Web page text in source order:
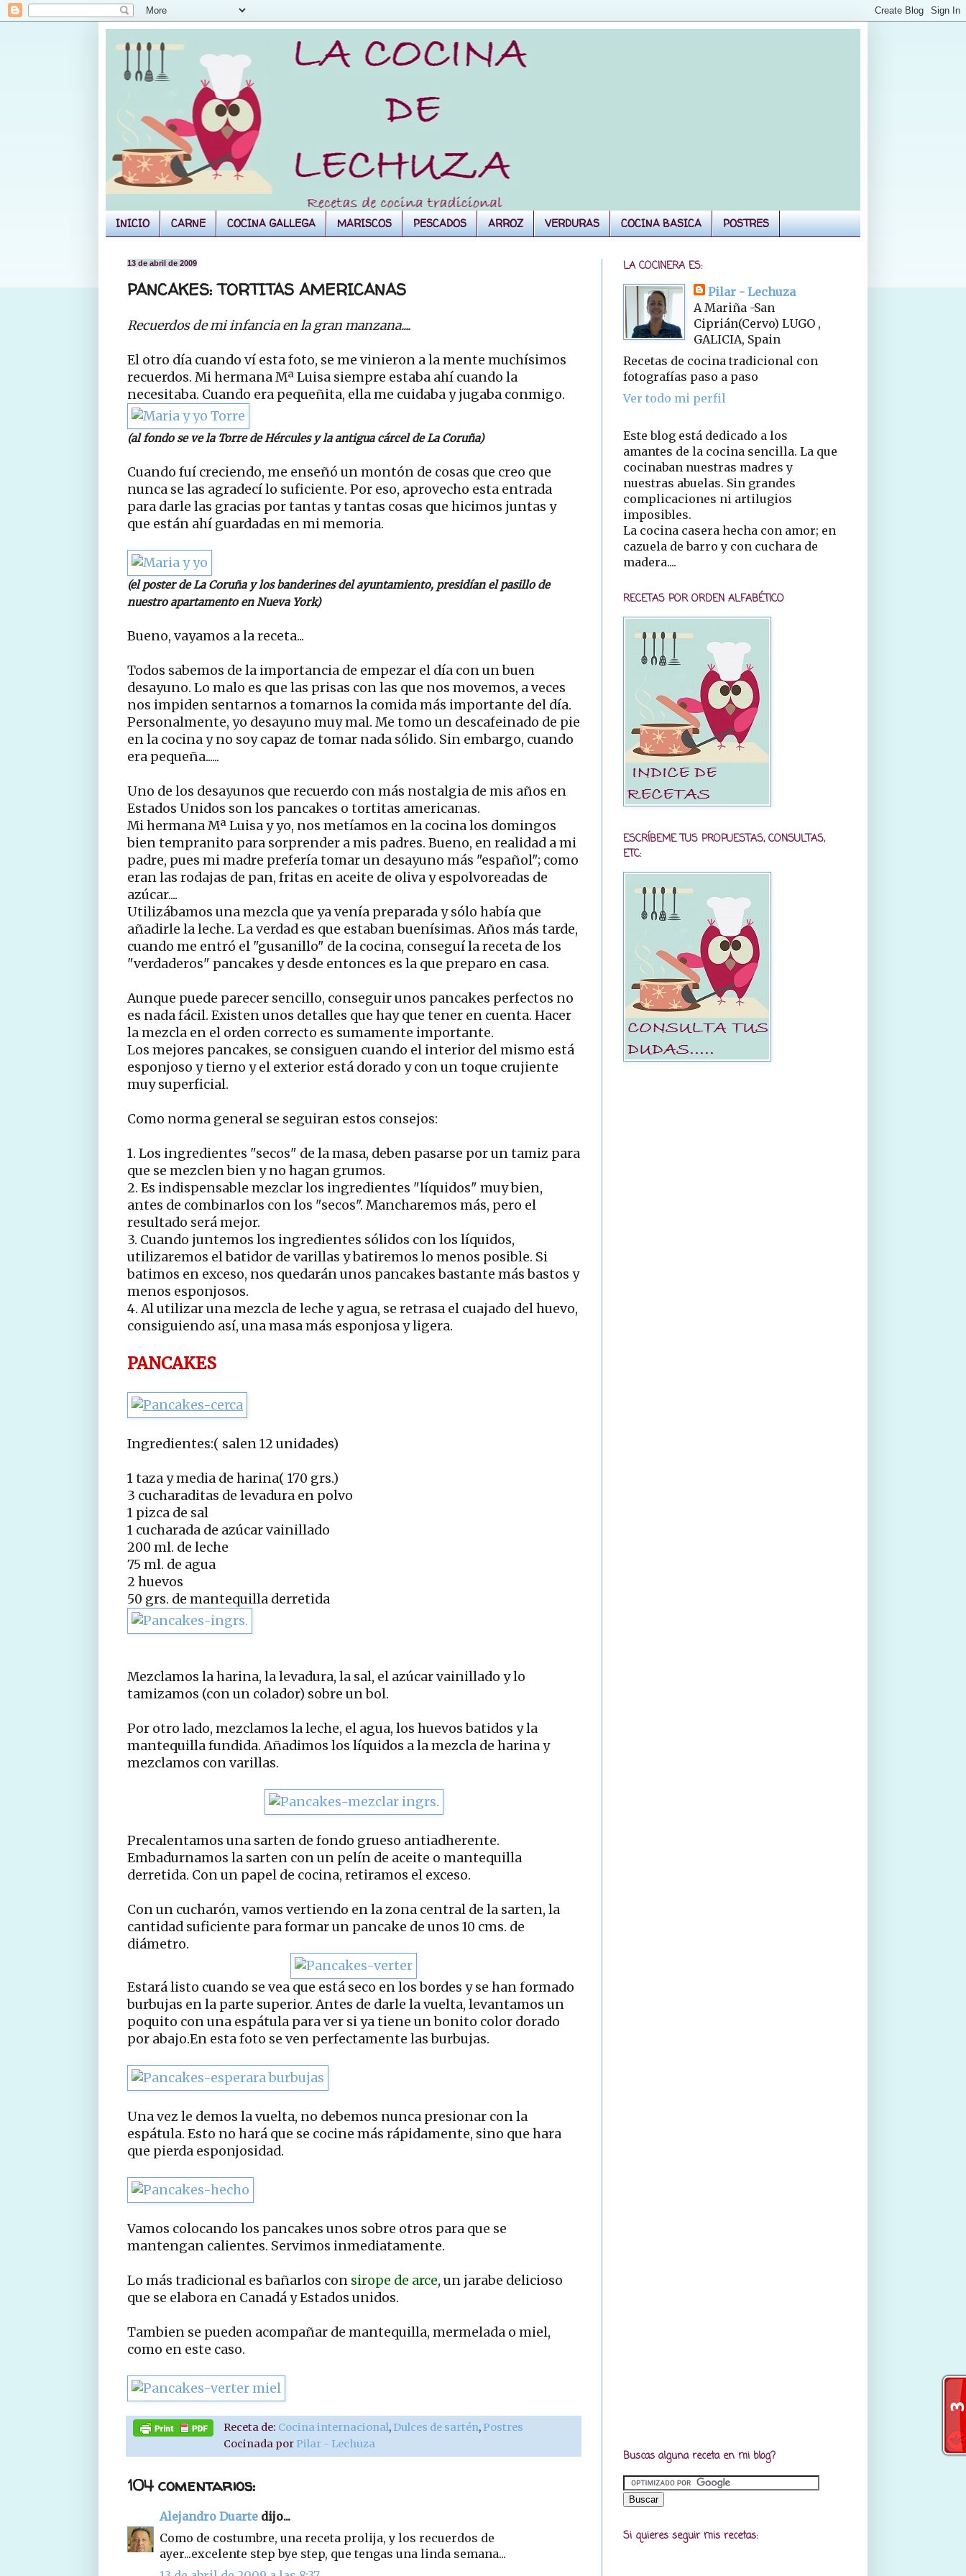
INICIO CARNE COCINA GALLEGA MARISCOS PESCADOS ARROZ VERDURAS COCINA BASICA POSTRES
13 de abril de 2009
PANCAKES: TORTITAS AMERICANAS
Recuerdos de mi infancia en la gran manzana....
El otro día cuando ví esta foto, se me vinieron a la mente muchísimos
recuerdos. Mi hermana Mª Luisa siempre estaba ahí cuando la
necesitaba. Cuando era pequeñita, ella me cuidaba y jugaba conmigo.
(al fondo se ve la Torre de Hércules y la antigua cárcel de La Coruña)
Cuando fuí creciendo, me enseñó un montón de cosas que creo que
nunca se las agradecí lo suficiente. Por eso, aprovecho esta entrada
para darle las gracias por tantas y tantas cosas que hicimos juntas y
que están ahí guardadas en mi memoria.
(el poster de La Coruña y los banderines del ayuntamiento, presidían el pasillo de
nuestro apartamento en Nueva York)
Bueno, vayamos a la receta...
Todos sabemos de la importancia de empezar el día con un buen
desayuno. Lo malo es que las prisas con las que nos movemos, a veces
nos impiden sentarnos a tomarnos la comida más importante del día.
Personalmente, yo desayuno muy mal. Me tomo un descafeinado de pie
en la cocina y no soy capaz de tomar nada sólido. Sin embargo, cuando
era pequeña......
Uno de los desayunos que recuerdo con más nostalgia de mis años en
Estados Unidos son los pancakes o tortitas americanas.
Mi hermana Mª Luisa y yo, nos metíamos en la cocina los domingos
bien tempranito para sorprender a mis padres. Bueno, en realidad a mi
padre, pues mi madre prefería tomar un desayuno más "español"; como
eran las rodajas de pan, fritas en aceite de oliva y espolvoreadas de
azúcar....
Utilizábamos una mezcla que ya venía preparada y sólo había que
añadirle la leche. La verdad es que estaban buenísimas. Años más tarde,
cuando me entró el "gusanillo" de la cocina, conseguí la receta de los
"verdaderos" pancakes y desde entonces es la que preparo en casa.
Aunque puede parecer sencillo, conseguir unos pancakes perfectos no
es nada fácil. Existen unos detalles que hay que tener en cuenta. Hacer
la mezcla en el orden correcto es sumamente importante.
Los mejores pancakes, se consiguen cuando el interior del mismo está
esponjoso y tierno y el exterior está dorado y con un toque crujiente
muy superficial.
Como norma general se seguiran estos consejos:
1. Los ingredientes "secos" de la masa, deben pasarse por un tamiz para
que se mezclen bien y no hagan grumos.
2. Es indispensable mezclar los ingredientes "líquidos" muy bien,
antes de combinarlos con los "secos". Mancharemos más, pero el
resultado será mejor.
3. Cuando juntemos los ingredientes sólidos con los líquidos,
utilizaremos el batidor de varillas y batiremos lo menos posible. Si
batimos en exceso, nos quedarán unos pancakes bastante más bastos y
menos esponjosos.
4. Al utilizar una mezcla de leche y agua, se retrasa el cuajado del huevo,
consiguiendo así, una masa más esponjosa y ligera.
PANCAKES
Ingredientes:( salen 12 unidades)
1 taza y media de harina( 170 grs.)
3 cucharaditas de levadura en polvo
1 pizca de sal
1 cucharada de azúcar vainillado
200 ml. de leche
75 ml. de agua
2 huevos
50 grs. de mantequilla derretida
Mezclamos la harina, la levadura, la sal, el azúcar vainillado y lo
tamizamos (con un colador) sobre un bol.
Por otro lado, mezclamos la leche, el agua, los huevos batidos y la
mantequilla fundida. Añadimos los líquidos a la mezcla de harina y
mezclamos con varillas.
Precalentamos una sarten de fondo grueso antiadherente.
Embadurnamos la sarten con un pelín de aceite o mantequilla
derretida. Con un papel de cocina, retiramos el exceso.
Con un cucharón, vamos vertiendo en la zona central de la sarten, la
cantidad suficiente para formar un pancake de unos 10 cms. de
diámetro.
Estará listo cuando se vea que está seco en los bordes y se han formado
burbujas en la parte superior. Antes de darle la vuelta, levantamos un
poquito con una espátula para ver si ya tiene un bonito color dorado
por abajo.En esta foto se ven perfectamente las burbujas.
Una vez le demos la vuelta, no debemos nunca presionar con la
espátula. Esto no hará que se cocine más rápidamente, sino que hara
que pierda esponjosidad.
Vamos colocando los pancakes unos sobre otros para que se
mantengan calientes. Servimos inmediatamente.
Lo más tradicional es bañarlos con sirope de arce, un jarabe delicioso
que se elabora en Canadá y Estados unidos.
Tambien se pueden acompañar de mantequilla, mermelada o miel,
como en este caso.
Receta de: Cocina internacional, Dulces de sartén, Postres
Cocinada por Pilar - Lechuza
104 comentarios:
Alejandro Duarte dijo...
Como de costumbre, una receta prolija, y los recuerdos de
ayer...excelente step bye step, que tengas una linda semana...
LA COCINERA ES:
Pilar - Lechuza
A Mariña -San
Ciprián(Cervo) LUGO ,
GALICIA, Spain
Recetas de cocina tradicional con
fotografías paso a paso
Ver todo mi perfil
Este blog está dedicado a los
amantes de la cocina sencilla. La que
cocinaban nuestras madres y
nuestras abuelas. Sin grandes
complicaciones ni artilugios
imposibles.
La cocina casera hecha con amor; en
cazuela de barro y con cuchara de
madera....
RECETAS POR ORDEN ALFABÉTICO
ESCRÍBEME TUS PROPUESTAS, CONSULTAS,
ETC:
Buscas alguna receta en mi blog?
Si quieres seguir mis recetas: